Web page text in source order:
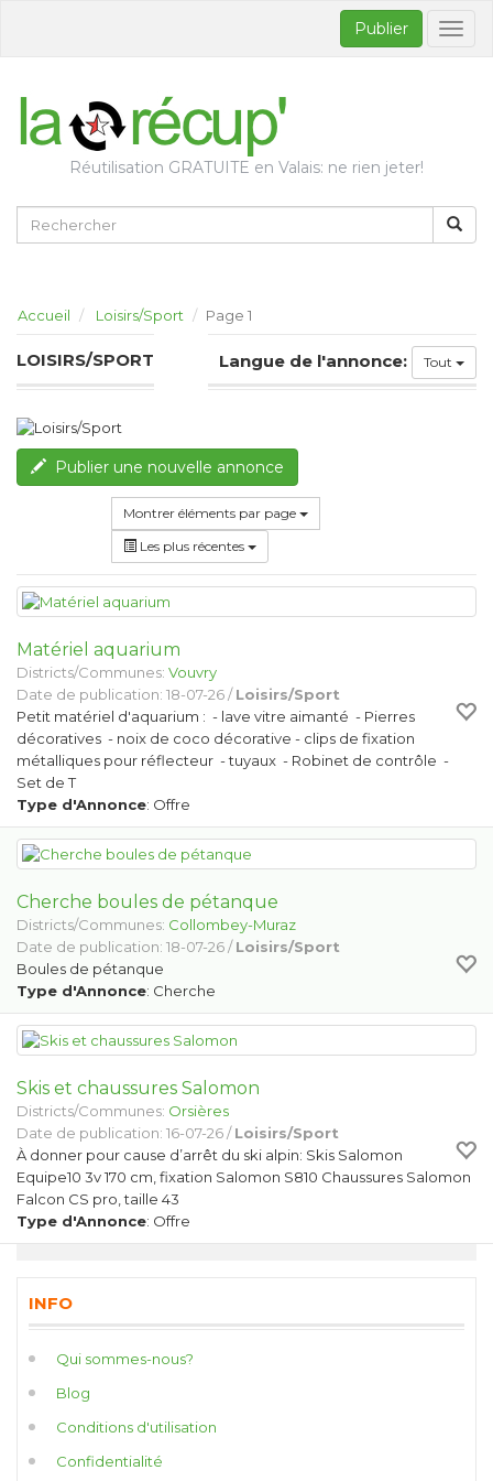
Publier
Réutilisation GRATUITE en Valais: ne rien jeter!
Accueil Loisirs/Sport Page 1
LOISIRS/SPORT Langue de l'annonce: Tout
Publier une nouvelle annonce
Montrer éléments par page
Les plus récentes
Matériel aquarium
Districts/Communes: Vouvry
Date de publication: 18-07-26 /Loisirs/Sport
Petit matériel d'aquarium : - lave vitre aimanté - Pierres
décoratives - noix de coco décorative - clips de fixation
métalliques pour réflecteur - tuyaux - Robinet de contrôle -
Set de T
Type d'Annonce: Offre
Cherche boules de pétanque
Districts/Communes: Collombey-Muraz
Date de publication: 18-07-26 /Loisirs/Sport
Boules de pétanque
Type d'Annonce: Cherche
Skis et chaussures Salomon
Districts/Communes: Orsières
Date de publication: 16-07-26 /Loisirs/Sport
À donner pour cause d’arrêt du ski alpin: Skis Salomon
Equipe10 3v 170 cm, fixation Salomon S810 Chaussures Salomon
Falcon CS pro, taille 43
Type d'Annonce: Offre
INFO
Qui sommes-nous?
Blog
Conditions d'utilisation
Confidentialité